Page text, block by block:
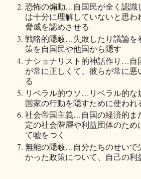
恐怖の煽動…自国民が全く認識
は十分に理解していないと思
脅威を認めさせる
戦略的隠蔽…失敗したり議論を
策を自国民や他国から隠す
ナショナリスト的神話作り…自
が常に正しくて、彼らが常に悪
る
リベラル的ウソ…リベラル的な
国家の行動を隠すために使われ
社会帝国主義…自国の経済的ま
定の社会階層や利益団体のた
て嘘をつく
無能の隠蔽…自分たちのせいで
かった政策について、自己の利